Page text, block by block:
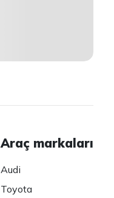
Araç markaları
Audi
Toyota